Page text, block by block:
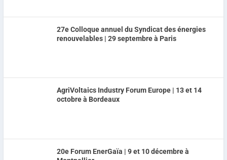
27e Colloque annuel du Syndicat des énergies
renouvelables | 29 septembre à Paris
AgriVoltaics Industry Forum Europe | 13 et 14
octobre à Bordeaux
20e Forum EnerGaïa | 9 et 10 décembre à